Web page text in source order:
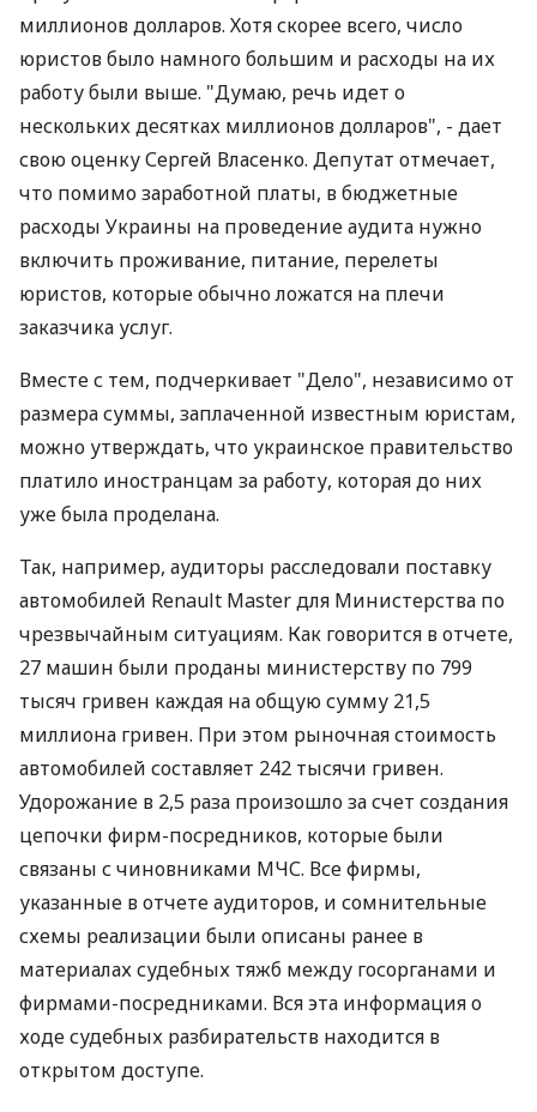
миллионов долларов. Хотя скорее всего, число
юристов было намного большим и расходы на их
работу были выше. "Думаю, речь идет о
нескольких десятках миллионов долларов", - дает
свою оценку Сергей Власенко. Депутат отмечает,
что помимо заработной платы, в бюджетные
расходы Украины на проведение аудита нужно
включить проживание, питание, перелеты
юристов, которые обычно ложатся на плечи
заказчика услуг.
Вместе с тем, подчеркивает "Дело", независимо от
размера суммы, заплаченной известным юристам,
можно утверждать, что украинское правительство
платило иностранцам за работу, которая до них
уже была проделана.
Так, например, аудиторы расследовали поставку
автомобилей Renault Master для Министерства по
чрезвычайным ситуациям. Как говорится в отчете,
27 машин были проданы министерству по 799
тысяч гривен каждая на общую сумму 21,5
миллиона гривен. При этом рыночная стоимость
автомобилей составляет 242 тысячи гривен.
Удорожание в 2,5 раза произошло за счет создания
цепочки фирм-посредников, которые были
связаны с чиновниками МЧС. Все фирмы,
указанные в отчете аудиторов, и сомнительные
схемы реализации были описаны ранее в
материалах судебных тяжб между госорганами и
фирмами-посредниками. Вся эта информация о
ходе судебных разбирательств находится в
открытом доступе.